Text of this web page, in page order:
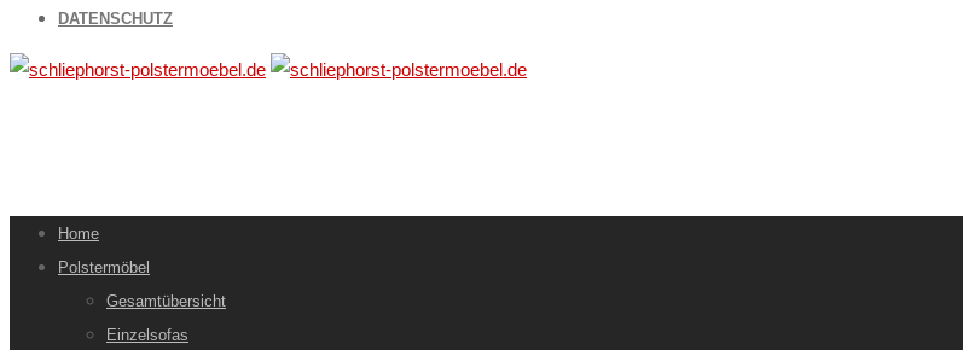
DATENSCHUTZ
Home
Polstermöbel
Gesamtübersicht
Einzelsofas